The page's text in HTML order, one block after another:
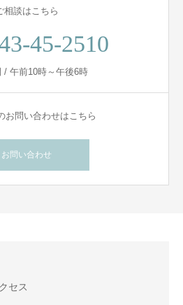
相談はこちら
45-2510
/ 午前10時～午後6時
お問い合わせはこちら
お問い合わせ
セス